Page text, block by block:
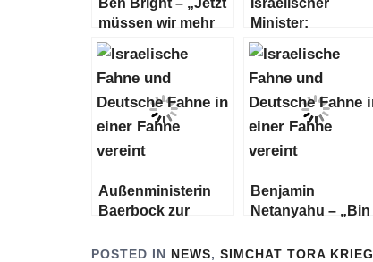
müssen wir mehr
denn je aufstehen!
Wir schreiben das
Jahr 2023, nicht
1933.“
Minister:
„Vorübergehende
Waffenruhe“ im
Gegenzug für
Geiseln wird
stattfinden
Außenministerin
Baerbock zur
Geiseln am
Benjamin
Netanyahu – „Bin
diese Mission
POSTED IN NEWS, SIMCHAT TORA KRIEG